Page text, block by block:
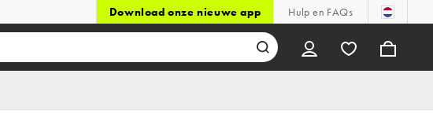
Download onze nieuwe app Hulp en FAQs